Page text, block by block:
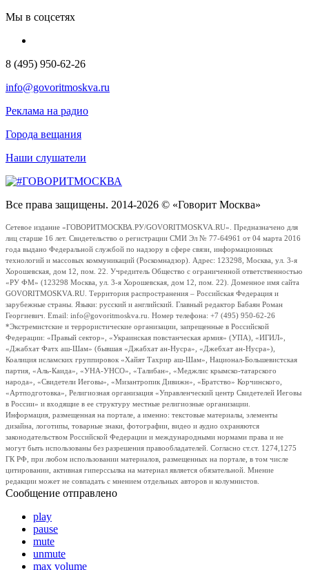
Мы в соцсетях
8 (495) 950-62-26
info@govoritmoskva.ru
Реклама на радио
Города вещания
Наши слушатели
Все права защищены. 2014-2026 © «Говорит Москва»
Сетевое издание «ГОВОРИТМОСКВА.РУ/GOVORITMOSKVA.RU». Предназначено для
лиц старше 16 лет. Свидетельство о регистрации СМИ Эл № 77-64961 от 04 марта 2016
года выдано Федеральной службой по надзору в сфере связи, информационных
технологий и массовых коммуникаций (Роскомнадзор). Адрес: 123298, Москва, ул. 3-я
Хорошевская, дом 12, пом. 22. Учредитель Общество с ограниченной ответственностью
«РУ ФМ» (123298 Москва, ул. 3-я Хорошевская, дом 12, пом. 22). Доменное имя сайта
GOVORITMOSKVA.RU. Территория распространения – Российская Федерация и
зарубежные страны. Языки: русский и английский. Главный редактор Бабаян Роман
Георгиевич. Email: info@govoritmoskva.ru. Номер телефона: +7 (495) 950-62-26
*Экстремистские и террористические организации, запрещенные в Российской
Федерации: «Правый сектор», «Украинская повстанческая армия» (УПА), «ИГИЛ»,
«Джабхат Фатх аш-Шам» (бывшая «Джабхат ан-Нусра», «Джебхат ан-Нусра»),
Коалиция исламских группировок «Хайят Тахрир аш-Шам», Национал-Большевистская
партия, «Аль-Каида», «УНА-УНСО», «Талибан», «Меджлис крымско-татарского
народа», «Свидетели Иеговы», «Мизантропик Дивижн», «Братство» Корчинского,
«Артподготовка», Религиозная организация «Управленческий центр Свидетелей Иеговы
в России» и входящие в ее структуру местные религиозные организации.
Информация, размещенная на портале, а именно: текстовые материалы, элементы
дизайна, логотипы, товарные знаки, фотографии, видео и аудио охраняются
законодательством Российской Федерации и международными нормами права и не
могут быть использованы без разрешения правообладателей. Согласно ст.ст. 1274,1275
ГК РФ, при любом использовании материалов, размещенных на портале, в том числе
цитировании, активная гиперссылка на материал является обязательной. Мнение
редакции может не совпадать с мнением отдельных авторов и колумнистов.
Сообщение отправлено
play
pause
mute
unmute
max volume